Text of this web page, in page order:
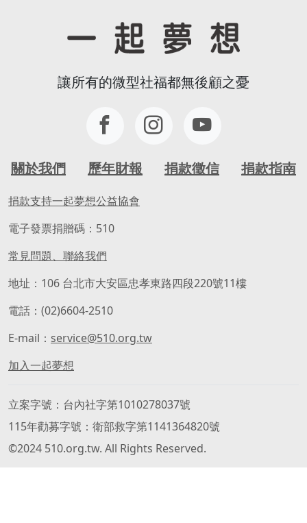
讓所有的微型社福都無後顧之憂
關於我們 歷年財報 捐款徵信 捐款指南
捐款支持一起夢想公益協會
電子發票捐贈碼：510
常見問題、聯絡我們
地址：106 台北市大安區忠孝東路四段220號11樓
電話：(02)6604-2510
E-mail： service@510.org.tw
加入一起夢想
立案字號
台內社字第1010278037號
115年勸募字號
衛部救字第1141364820號
©2024 510.org.tw. All Rights Reserved.